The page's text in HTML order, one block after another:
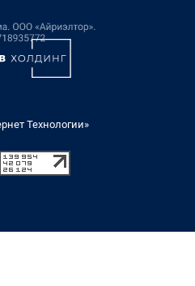
Технологии»